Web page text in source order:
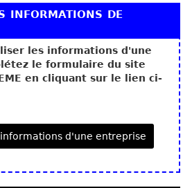
informations de
les informations d'une
le formulaire du site
en cliquant sur le lien ci-
d'une entreprise